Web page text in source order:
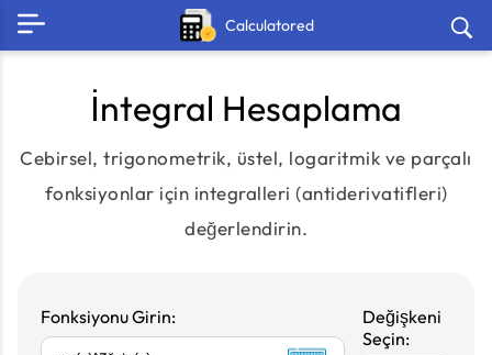
Calculatored
İntegral Hesaplama
Cebirsel, trigonometrik, üstel, logaritmik ve parçalı
fonksiyonlar için integralleri (antiderivatifleri)
değerlendirin.
Fonksiyonu Girin:
Değişkeni
Seçin: